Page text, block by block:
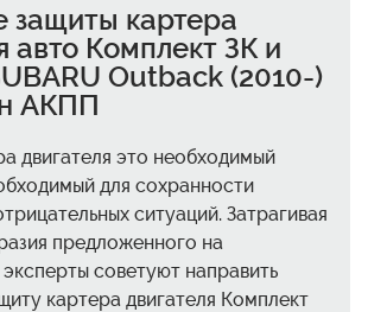
защиты картера
авто Комплект ЗК и
Outback (2010-)
АКПП
двигателя это необходимый
для сохранности
ситуаций. Затрагивая
предложенного на
советуют направить
картера двигателя Комплект